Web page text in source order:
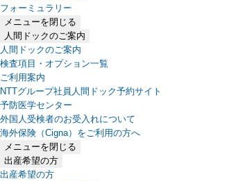
フォーミュラリー
（PDFファイル、新しいタブで開きます）
メニューを閉じる
人間ドックのご案内
人間ドックのご案内
検査項目・オプション一覧
ご利用案内
NTTグループ社員人間ドック予約サイト
予防医学センター
外国人受検者のお受入れについて
海外保険（Cigna）をご利用の方へ
メニューを閉じる
出産希望の方
出産希望の方